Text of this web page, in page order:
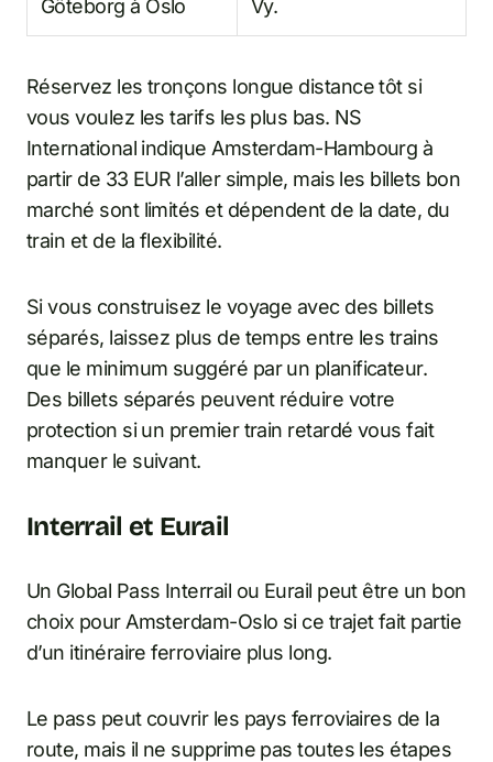
Göteborg à Oslo Vy.
Réservez les tronçons longue distance tôt si
vous voulez les tarifs les plus bas. NS
International indique Amsterdam-Hambourg à
partir de 33 EUR l’aller simple, mais les billets bon
marché sont limités et dépendent de la date, du
train et de la flexibilité.
Si vous construisez le voyage avec des billets
séparés, laissez plus de temps entre les trains
que le minimum suggéré par un planificateur.
Des billets séparés peuvent réduire votre
protection si un premier train retardé vous fait
manquer le suivant.
Interrail et Eurail
Un Global Pass Interrail ou Eurail peut être un bon
choix pour Amsterdam-Oslo si ce trajet fait partie
d’un itinéraire ferroviaire plus long.
Le pass peut couvrir les pays ferroviaires de la
route, mais il ne supprime pas toutes les étapes